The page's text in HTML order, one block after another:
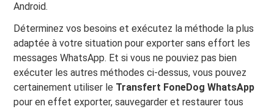
Android.
Déterminez vos besoins et exécutez la méthode la plus
adaptée à votre situation pour exporter sans effort les
messages WhatsApp. Et si vous ne pouviez pas bien
exécuter les autres méthodes ci-dessus, vous pouvez
certainement utiliser le Transfert FoneDog WhatsApp
pour en effet exporter, sauvegarder et restaurer tous